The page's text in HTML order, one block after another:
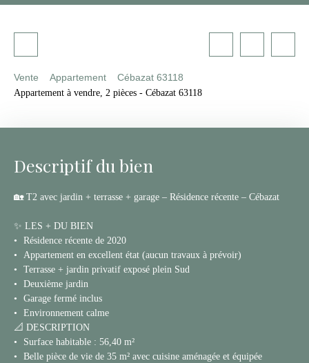
Vente Appartement
Cébazat 63118
Appartement à vendre, 2 pièces - Cébazat 63118
Descriptif du bien
🏡 T2 avec jardin + terrasse + garage – Résidence récente – Cébazat
✨ LES + DU BIEN
Résidence récente de 2020
Appartement en excellent état (aucun travaux à prévoir)
Terrasse + jardin privatif exposé plein Sud
Deuxième jardin
Garage fermé inclus
Environnement calme
📐 DESCRIPTION
Surface habitable : 56,40 m²
Belle pièce de vie de 35 m² avec cuisine aménagée et équipée